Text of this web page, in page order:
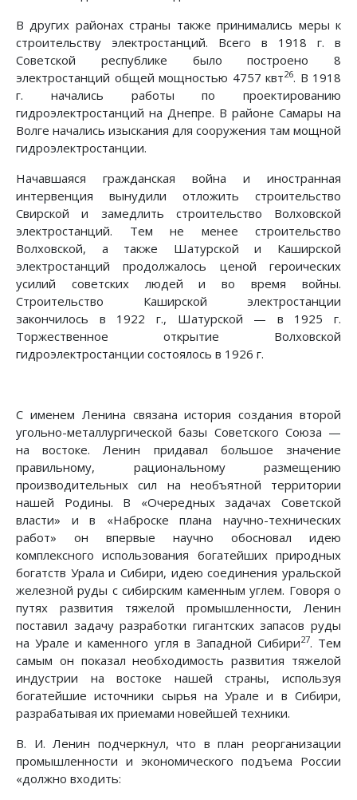
В других районах страны также принимались меры к
строительству электростанций. Всего в 1918 г. в
Советской республике было построено 8
электростанций общей мощностью 4757 квт26. В 1918
г. начались работы по проектированию
гидроэлектростанций на Днепре. В районе Самары на
Волге начались изыскания для сооружения там мощной
гидроэлектростанции.
Начавшаяся гражданская война и иностранная
интервенция вынудили отложить строительство
Свирской и замедлить строительство Волховской
электростанций. Тем не менее строительство
Волховской, а также Шатурской и Каширской
электростанций продолжалось ценой героических
усилий советских людей и во время войны.
Строительство Каширской электростанции
закончилось в 1922 г., Шатурской — в 1925 г.
Торжественное открытие Волховской
гидроэлектростанции состоялось в 1926 г.
С именем Ленина связана история создания второй
угольно-металлургической базы Советского Союза —
на востоке. Ленин придавал большое значение
правильному, рациональному размещению
производительных сил на необъятной территории
нашей Родины. В «Очередных задачах Советской
власти» и в «Наброске плана научно-технических
работ» он впервые научно обосновал идею
комплексного использования богатейших природных
богатств Урала и Сибири, идею соединения уральской
железной руды с сибирским каменным углем. Говоря о
путях развития тяжелой промышленности, Ленин
поставил задачу разработки гигантских запасов руды
на Урале и каменного угля в Западной Сибири27. Тем
самым он показал необходимость развития тяжелой
индустрии на востоке нашей страны, используя
богатейшие источники сырья на Урале и в Сибири,
разрабатывая их приемами новейшей техники.
В. И. Ленин подчеркнул, что в план реорганизации
промышленности и экономического подъема России
«должно входить: